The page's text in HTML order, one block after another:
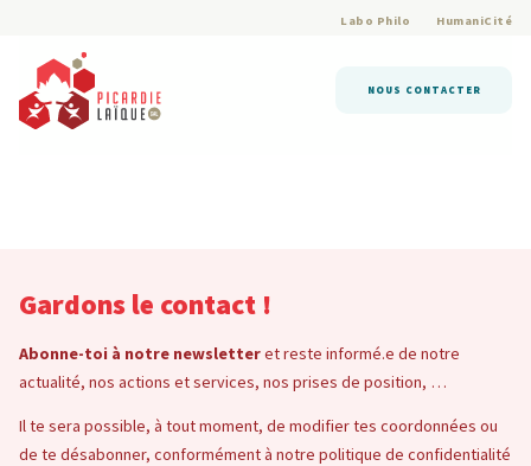
Labo Philo HumaniCité
NOUS CONTACTER
Gardons le contact !
Abonne-toi à notre newsletteret reste informé.e de notre
actualité, nos actions et services, nos prises de position, …
Il te sera possible, à tout moment, de modifier tes coordonnées ou
de te désabonner, conformément à notre politique de confidentialité